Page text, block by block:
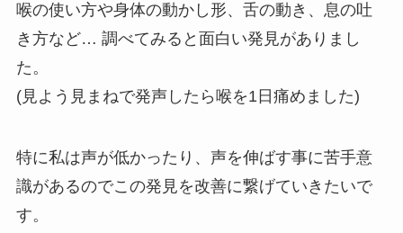
喉の使い方や身体の動かし形、舌の動き、息の吐
き方など… 調べてみると面白い発見がありまし
た。
(見よう見まねで発声したら喉を1日痛めました)
特に私は声が低かったり、声を伸ばす事に苦手意
識があるのでこの発見を改善に繋げていきたいで
す。